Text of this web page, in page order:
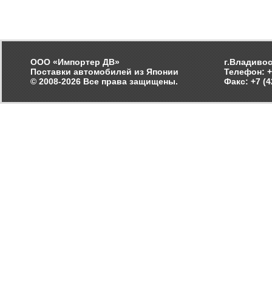
ООО «Импортер ДВ»
Поставки автомобилей из Японии
© 2008-2026 Все права защищены.
Телефон:
Факс: +7